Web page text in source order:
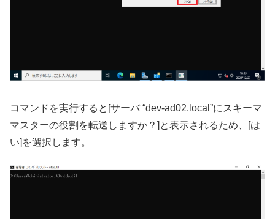
コマンドを実行すると[サーバ “dev-ad02.local”にスキーマ
マスターの役割を転送しますか？]と表示されるため、[は
い]を選択します。